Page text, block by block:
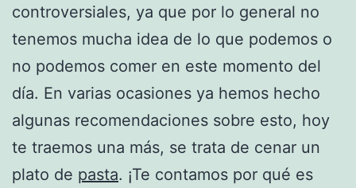
controversiales, ya que por lo general no
tenemos mucha idea de lo que podemos o
no podemos comer en este momento del
día. En varias ocasiones ya hemos hecho
algunas recomendaciones sobre esto, hoy
te traemos una más, se trata de cenar un
plato de pasta. ¡Te contamos por qué es